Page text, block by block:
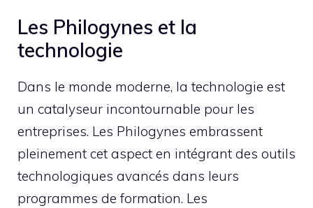
Les Philogynes et la
technologie
Dans le monde moderne, la technologie est
un catalyseur incontournable pour les
entreprises. Les Philogynes embrassent
pleinement cet aspect en intégrant des outils
technologiques avancés dans leurs
programmes de formation. Les